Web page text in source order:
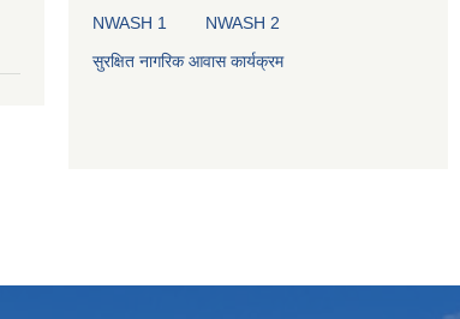
NWASH 1
NWASH 2
सुरक्षित नागरिक आवास कार्यक्रम